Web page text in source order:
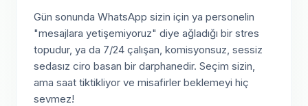
Gün sonunda WhatsApp sizin için ya personelin
"mesajlara yetişemiyoruz" diye ağladığı bir stres
topudur, ya da 7/24 çalışan, komisyonsuz, sessiz
sedasız ciro basan bir darphanedir. Seçim sizin,
ama saat tiktikliyor ve misafirler beklemeyi hiç
sevmez!